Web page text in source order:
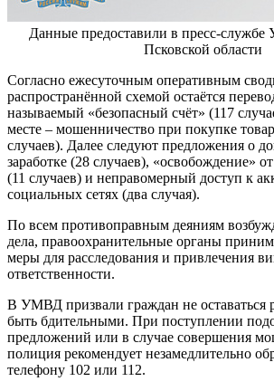
Данные предоставили в пресс-
Псковской области
Согласно ежесуточным оперативным
распространённой схемой остаётся
называемый «безопасный счёт» (117
месте – мошенничество при покупке
случаев). Далее следуют предложения о
заработке (28 случаев), «освобождение»
(11 случаев) и неправомерный доступ к
социальных сетях (два случая).
По всем противоправным деяниям
дела, правоохранительные органы
меры для расследования и привлечения
ответственности.
В УМВД призвали граждан не
быть бдительными. При поступлении
предложений или в случае совершения
полиция рекомендует незамедлительно
телефону 102 или 112.